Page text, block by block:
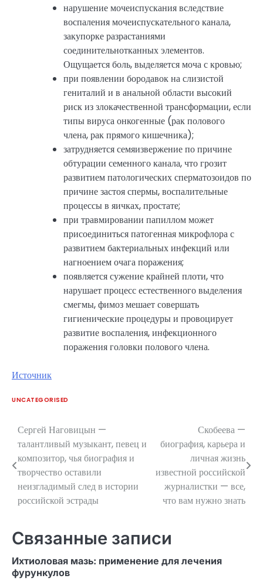
нарушение мочеиспускания вследствие
воспаления мочеиспускательного канала,
закупорке разрастаниями
соединительнотканных элементов.
Ощущается боль, выделяется моча с кровью;
при появлении бородавок на слизистой
гениталий и в анальной области высокий
риск из злокачественной трансформации, если
типы вируса онкогенные (рак полового
члена, рак прямого кишечника);
затрудняется семяизвержение по причине
обтурации семенного канала, что грозит
развитием патологических сперматозоидов по
причине застоя спермы, воспалительные
процессы в яичках, простате;
при травмировании папиллом может
присоединиться патогенная микрофлора с
развитием бактериальных инфекций или
нагноением очага поражения;
появляется сужение крайней плоти, что
нарушает процесс естественного выделения
смегмы, фимоз мешает совершать
гигиенические процедуры и провоцирует
развитие воспаления, инфекционного
поражения головки полового члена.
Источник
UNCATEGORISED
Навигация
по
записям
Сергей Наговицын —
талантливый музыкант, певец и
композитор, чья биография и
творчество оставили
неизгладимый след в истории
российской эстрады
Скобеева —
биография, карьера и
личная жизнь
известной российской
журналистки — все,
что вам нужно знать
Связанные записи
Ихтиоловая мазь: применение для лечения
фурункулов